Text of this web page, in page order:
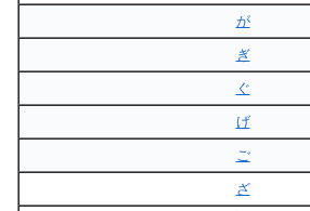
が
ぎ
ぐ
げ
ご
ざ